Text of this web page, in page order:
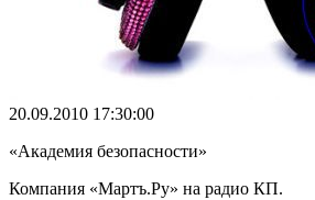
20.09.2010 17:30:00
«Академия безопасности»
Компания «Мартъ.Ру» на радио КП.